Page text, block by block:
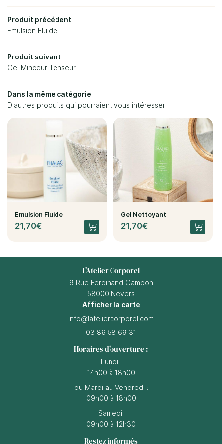
résultats
Contact
Produit précédent
Emulsion Fluide
Produit suivant
Gel Minceur Tenseur
Dans la même catégorie
D'autres produits qui pourraient vous intéresser
Emulsion Fluide
21,70€
Gel Nettoyant
21,70€
L'Atelier Corporel
9 Rue Ferdinand Gambon
58000 Nevers
Afficher la carte
03 86 58 69 31
Horaires d'ouverture :
Lundi :
14h00 à 18h00
du Mardi au Vendredi :
09h00 à 18h00
Samedi:
09h00 à 12h30
Restez informés